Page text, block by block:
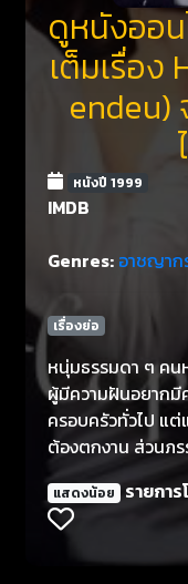
ดูหนังออน
เต็มเรื่อง
endeu)
หนังปี 1999
IMDB
Genres: อาชญาก
เรื่องย่อ
หนุ่มธรรมดา ๆ คน
ผู้มีความฝันอยากมี
ครอบครัวทั่วไป แต่
ต้องตกงาน ส่วนภ
จริงคือการได้แอบ
จากนั้นชีวิตทั้งคู่เริ่
ให้เหมือนเดิม ควา
จนได้กลายเป็นค
แสดงน้อย รายการ